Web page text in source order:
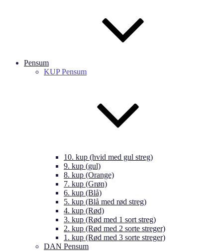
Pensum
KUP Pensum
10. kup (hvid med gul streg)
9. kup (gul)
8. kup (Orange)
7. kup (Grøn)
6. kup (Blå)
5. kup (Blå med rød streg)
4. kup (Rød)
3. kup (Rød med 1 sort streg)
2. kup (Rød med 2 sorte streger)
1. kup (Rød med 3 sorte streger)
DAN Pensum